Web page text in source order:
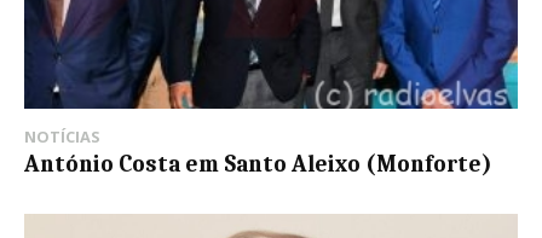
NOTÍCIAS
António Costa em Santo Aleixo (Monforte)